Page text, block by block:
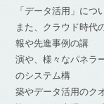
「データ活用」につ
また、クラウド時代
報や先進事例の講
演や、様々なパネラ
のシステム構
築やデータ活用のク